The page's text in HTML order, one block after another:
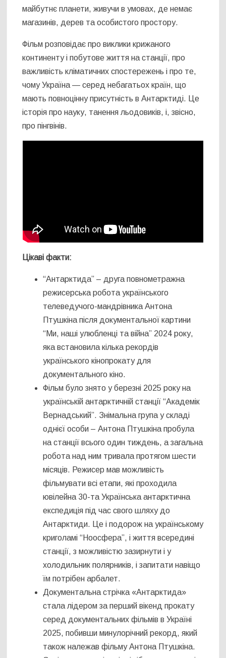
майбутнє планети, живучи в умовах, де немає
магазинів, дерев та особистого простору.
Фільм розповідає про виклики крижаного
континенту і побутове життя на станції, про
важливість кліматичних спостережень і про те,
чому Україна — серед небагатьох країн, що
мають повноцінну присутність в Антарктиді. Це
історія про науку, танення льодовиків, і, звісно,
про пінгвінів.
Цікаві факти:
“Антарктида” – друга повнометражна
режисерська робота українського
телеведучого-мандрівника Антона
Птушкіна після документальної картини
“Ми, наші улюбленці та війна” 2024 року,
яка встановила кілька рекордів
українського кінопрокату для
документального кіно.
Фільм було знято у березні 2025 року на
українській антарктичній станції “Академік
Вернадський”. Знімальна група у складі
однієї особи – Антона Птушкіна пробула
на станції всього один тиждень, а загальна
робота над ним тривала протягом шести
місяців. Режисер мав можливість
фільмувати всі етапи, які проходила
ювілейна 30-та Українська антарктична
експедиція під час свого шляху до
Антарктиди. Це і подорож на українському
криголамі “Ноосфера”, і життя всередині
станції, з можливістю зазирнути і у
холодильник полярників, і запитати навіщо
їм потрібен арбалет.
Документальна стрічка «Антарктида»
стала лідером за перший вікенд прокату
серед документальних фільмів в Україні
2025, побивши минулорічний рекорд, який
також належав фільму Антона Птушкіна.